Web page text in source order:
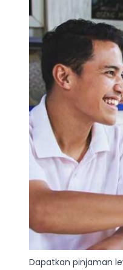
Dapatkan pinjaman